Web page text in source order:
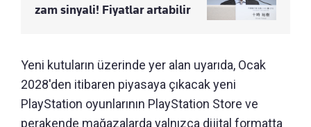
zam sinyali! Fiyatlar artabilir
Yeni kutuların üzerinde yer alan uyarıda, Ocak
2028'den itibaren piyasaya çıkacak yeni
PlayStation oyunlarının PlayStation Store ve
perakende mağazalarda yalnızca dijital formatta